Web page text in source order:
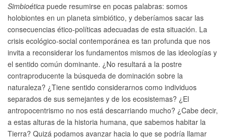
Simbioética puede resumirse en pocas palabras: somos
holobiontes en un planeta simbiótico, y deberíamos sacar las
consecuencias ético-políticas adecuadas de esta situación. La
crisis ecológico-social contemporánea es tan profunda que nos
invita a reconsiderar los fundamentos mismos de las ideologías y
el sentido común dominante. ¿No resultará a la postre
contraproducente la búsqueda de dominación sobre la
naturaleza? ¿Tiene sentido considerarnos como individuos
separados de sus semejantes y de los ecosistemas? ¿El
antropocentrismo no nos está descarriando mucho? ¿Cabe decir,
a estas alturas de la historia humana, que sabemos habitar la
Tierra? Quizá podamos avanzar hacia lo que se podría llamar